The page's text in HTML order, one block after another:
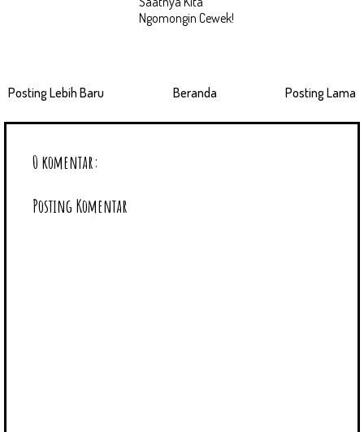
Ngomongin Cewek!
Posting Lebih Baru Posting Lama
Beranda
0 komentar:
Posting Komentar